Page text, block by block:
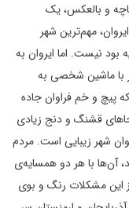
و بالعکس، یک
مهم‌ترین شهر
بود نیست. اما ایروان به
با ماشین شخصی به
پیچ و خم فراوان جاده
قشنگ و دنج زیادی
شهر زیبایی است. مردم
آن‌ها با هر دو همسایه‌ی
این مشکلات رنگ و بوی